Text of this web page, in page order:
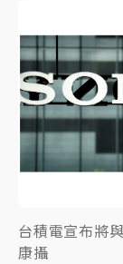
韓股最壞時
至2個月低
「白海豚」
損最多
白海豚挾豪
砸落毀車
福孩童齊暢玩
台積電宣布將
康攝